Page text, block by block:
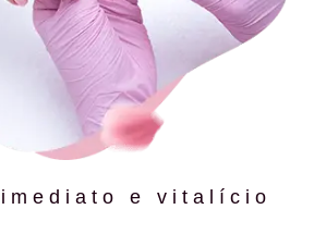
imediato e vitalício